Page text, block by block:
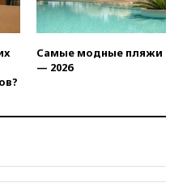
Пашинян сообщил о
Армении
ЕАЭС
уволиться
при смерти
Самые модные пляжи
— 2026